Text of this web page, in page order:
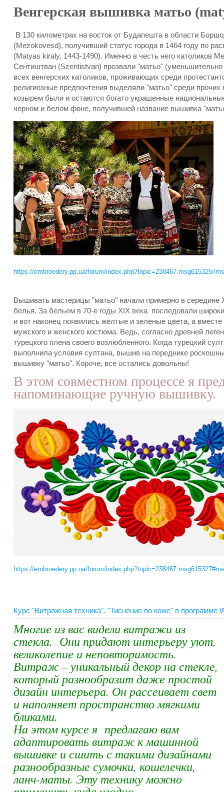
Венгерская вышивка матьо
В 130 километрах на восток от Будапешта в области
(Mezokovesd), получивший статус города в 1464 году по
(Matyas kiraly, 1443-1490). Именно в честь него католиков
Сентиштван (Szentistvan) прозвали "матьо"
всех венгерских католиков, проживающих среди
религиозные предпочтения выделяли "матьо" среди
козырем были и остаются богато украшенные
черном и белом фоне, получившей название вышивка
https://embroedery.pp.ua/forum/
Вышивать мастерицы "матьо" начали примерно в середине
белья. За бельем в 70-е годы XIX века последовали
и вот наконец появились желтые и зеленые цвета, а
мужского и женского костюма. Ведь, согласно древней
турецкого плена своего возлюбленного. Когда турецкий
выполнила условия султана, вышив на переднике
вышивку "матьо". Короче, все остались довольны!
В этом совместном процессе я
напоминающие ручную вышивку.
https://embroedery.pp.ua/forum/
Курс "Витражная техника". "Тиснение по коже" в программе
Многие из вас видели витражи из
стекла. Они придают интерьеру уют,
великолепие и неповторимость.
Витраж – уникальный декор на стекле,
который разнообразит даже простой
дизайн интерьера. Он рассеивает свет
и наполняет пространство мягкими
бликами.
На этом курсе я предлагаю вам
адаптировать витраж к машинной
вышивке и сшить с такими дизайнами
разнообразные сумочки, кошелечки,
ланч-маты. Эту технику можно